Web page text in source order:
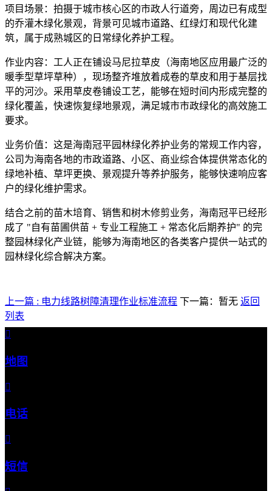
项目场景：拍摄于城市核心区的市政人行道旁，周边已有成型
的乔灌木绿化景观，背景可见城市道路、红绿灯和现代化建
筑，属于成熟城区的日常绿化养护工程。
作业内容：工人正在铺设马尼拉草皮（海南地区应用最广泛的
暖季型草坪草种），现场整齐堆放着成卷的草皮和用于基层找
平的河沙。采用草皮卷铺设工艺，能够在短时间内形成完整的
绿化覆盖，快速恢复绿地景观，满足城市市政绿化的高效施工
要求。
业务价值：这是海南冠平园林绿化养护业务的常规工作内容，
公司为海南各地的市政道路、小区、商业综合体提供常态化的
绿地补植、草坪更换、景观提升等养护服务，能够快速响应客
户的绿化维护需求。
结合之前的苗木培育、销售和树木修剪业务，海南冠平已经形
成了 "自有苗圃供苗 + 专业工程施工 + 常态化后期养护" 的完
整园林绿化产业链，能够为海南地区的各类客户提供一站式的
园林绿化综合解决方案。
上一篇 : 电力线路树障清理作业标准流程 下一篇：暂无 返回
列表

地图

电话

短信